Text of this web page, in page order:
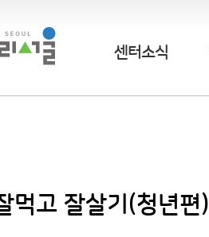
센터소식
먹고 잘살기(청년편)